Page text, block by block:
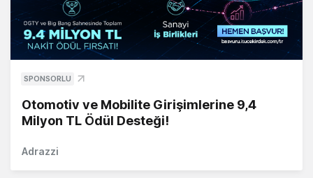
SPONSORLU
Otomotiv ve Mobilite Girişimlerine 9,4
Milyon TL Ödül Desteği!
Adrazzi